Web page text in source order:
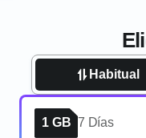
Habitual
1 GB 7 Días